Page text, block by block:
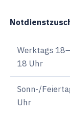
Werktags
18 Uhr
Sonn-/
Uhr